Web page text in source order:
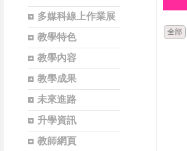
多媒科線上作業展
教學特色
教學內容
教學成果
未來進路
升學資訊
教師網頁
全部